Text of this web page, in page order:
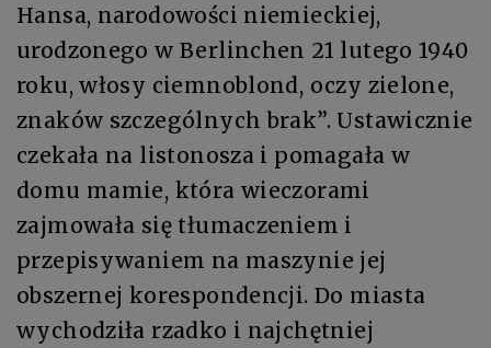
Hansa, narodowości niemieckiej,
urodzonego w Berlinchen 21 lutego 1940
roku, włosy ciemnoblond, oczy zielone,
znaków szczególnych brak”. Ustawicznie
czekała na listonosza i pomagała w
domu mamie, która wieczorami
zajmowała się tłumaczeniem i
przepisywaniem na maszynie jej
obszernej korespondencji. Do miasta
wychodziła rzadko i najchętniej